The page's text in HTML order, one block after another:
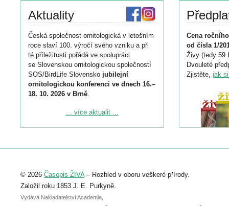
Aktuality
Česká společnost ornitologická v letošním
roce slaví 100. výročí svého vzniku a při
té příležitosti pořádá ve spolupráci
se Slovenskou ornitologickou společností
SOS/BirdLife Slovensko jubilejní
ornitologickou konferenci ve dnech 16.–
18. 10. 2026 v Brně.
Podrobnější informace ke konferenci
Registrovat se můžete do 6. září.
abstraktu přihlášené přednášky nebo
posteru je už 30. června.
... více aktualit ...
Cena
od čísla 1/
Živy (tedy 59
Dvouleté
Zjistěte, jak
© 2026 Časopis ŽIVA– Rozhled v oboru veškeré přírody.
Založil roku 1853 J. E. Purkyně.
Vydává Nakladatelství Academia,